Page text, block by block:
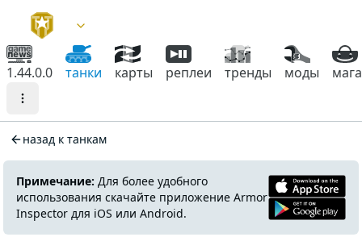
1.44.0.0 танки карты реплеи тренды моды
назад к танкам
Примечание: Для более удобного
использования скачайте приложение Armor
Inspector для iOS или Android.